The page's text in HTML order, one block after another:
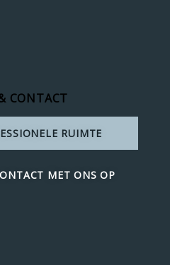
CONTACT
RUIMTE
MET ONS OP